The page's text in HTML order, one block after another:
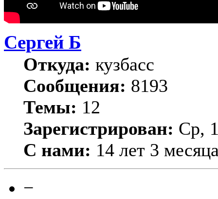
Сергей Б
Откуда: кузбасс
Сообщения: 8193
Темы: 12
Зарегистрирован: Ср,
С нами: 14 лет 3
−